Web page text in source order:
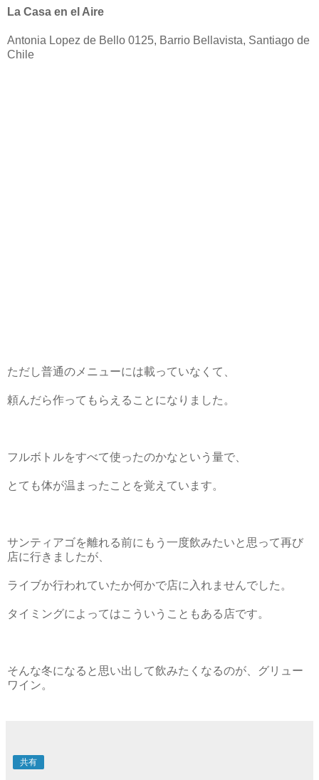
La Casa en el Aire
Antonia Lopez de Bello 0125, Barrio Bellavista, Santiago de
Chile
ただし普通のメニューには載っていなくて、
頼んだら作ってもらえることになりました。
フルボトルをすべて使ったのかなという量で、
とても体が温まったことを覚えています。
サンティアゴを離れる前にもう一度飲みたいと思って再び
店に行きましたが、
ライブか行われていたか何かで店に入れませんでした。
タイミングによってはこういうこともある店です。
そんな冬になると思い出して飲みたくなるのが、グリュー
ワイン。
共有